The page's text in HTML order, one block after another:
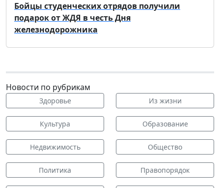
Бойцы студенческих отрядов получили
подарок от ЖДЯ в честь Дня
железнодорожника
Новости по рубрикам
Здоровье Из жизни
Культура Образование
Недвижимость Общество
Политика Правопорядок